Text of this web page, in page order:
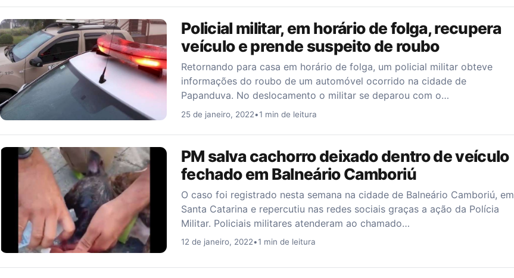
Policial militar, em horário de folga, recupera
veículo e prende suspeito de roubo
Retornando para casa em horário de folga, um policial militar obteve
informações do roubo de um automóvel ocorrido na cidade de
Papanduva. No deslocamento o militar se deparou com o…
25 de janeiro, 2022•1 min de leitura
PM salva cachorro deixado dentro de veículo
fechado em Balneário Camboriú
O caso foi registrado nesta semana na cidade de Balneário Camboriú, em
Santa Catarina e repercutiu nas redes sociais graças a ação da Polícia
Militar. Policiais militares atenderam ao chamado…
12 de janeiro, 2022•1 min de leitura